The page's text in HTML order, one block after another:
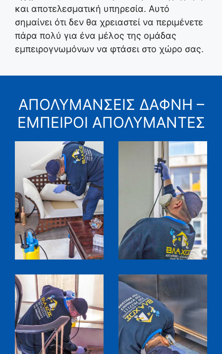
και αποτελεσματική υπηρεσία. Αυτό
σημαίνει ότι δεν θα χρειαστεί να περιμένετε
πάρα πολύ για ένα μέλος της ομάδας
εμπειρογνωμόνων να φτάσει στο χώρο σας.
ΑΠΟΛΥΜΑΝΣΕΙΣ ΔΑΦΝΗ –
ΕΜΠΕΙΡΟΙ ΑΠΟΛΥΜΑΝΤΕΣ